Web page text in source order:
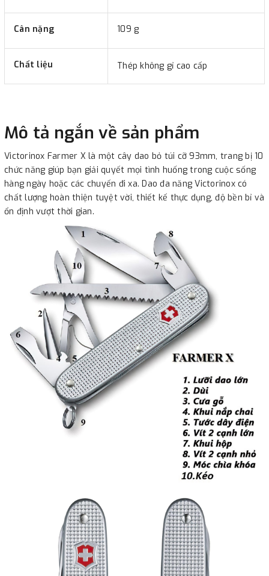
Cân nặng 109 g
Chất liệu Thép không gỉ cao cấp
Mô tả ngắn về sản phẩm
Victorinox Farmer X là một cây dao bỏ túi cỡ 93mm, trang bị 10
chức năng giúp bạn giải quyết mọi tình huống trong cuộc sống
hàng ngày hoặc các chuyến đi xa. Dao đa năng Victorinox có
chất lượng hoàn thiện tuyệt vời, thiết kế thực dụng, độ bền bỉ và
ổn định vượt thời gian.